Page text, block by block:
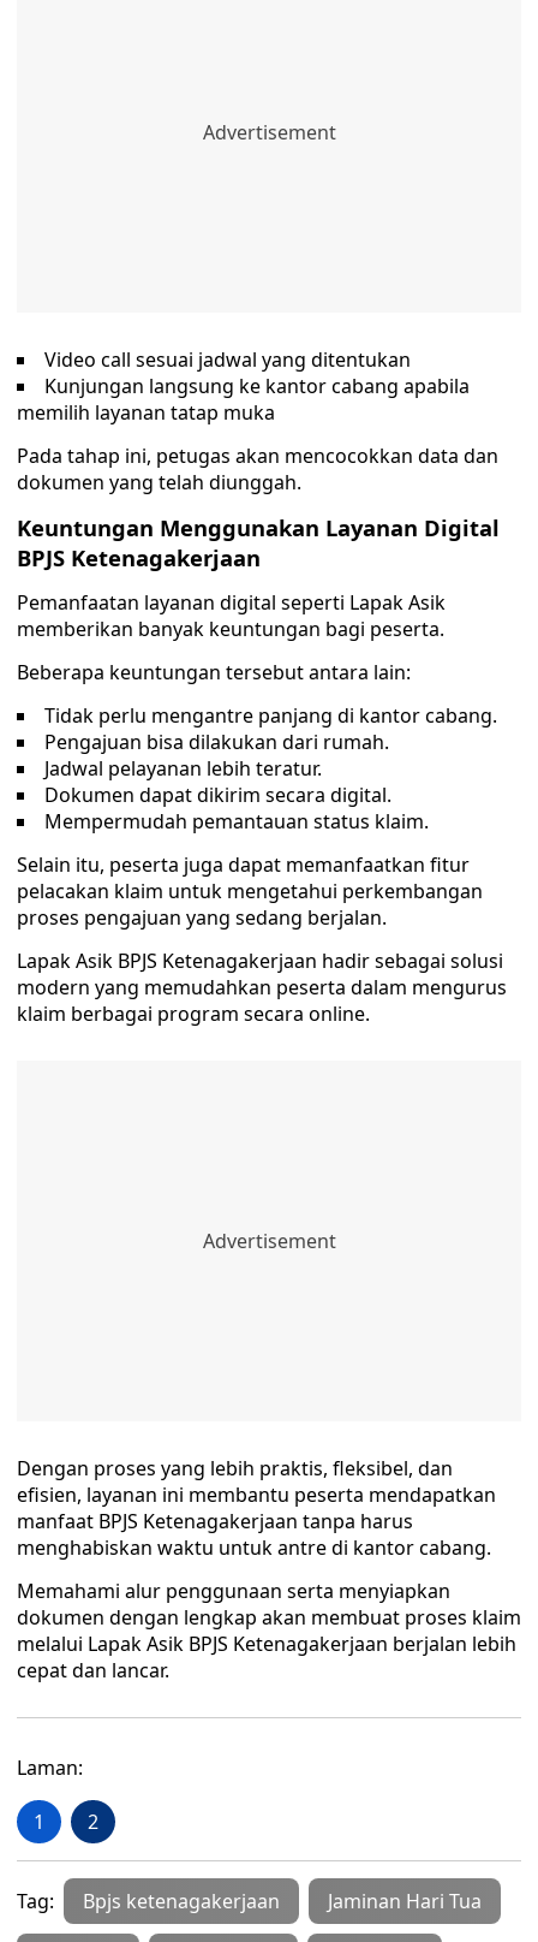
Video call sesuai jadwal yang ditentukan
Kunjungan langsung ke kantor cabang apabila
memilih layanan tatap muka
Pada tahap ini, petugas akan mencocokkan data dan
dokumen yang telah diunggah.
Keuntungan Menggunakan Layanan Digital
BPJS Ketenagakerjaan
Pemanfaatan layanan digital seperti Lapak Asik
memberikan banyak keuntungan bagi peserta.
Beberapa keuntungan tersebut antara lain:
Tidak perlu mengantre panjang di kantor cabang.
Pengajuan bisa dilakukan dari rumah.
Jadwal pelayanan lebih teratur.
Dokumen dapat dikirim secara digital.
Mempermudah pemantauan status klaim.
Selain itu, peserta juga dapat memanfaatkan fitur
pelacakan klaim untuk mengetahui perkembangan
proses pengajuan yang sedang berjalan.
Lapak Asik BPJS Ketenagakerjaan hadir sebagai solusi
modern yang memudahkan peserta dalam mengurus
klaim berbagai program secara online.
Dengan proses yang lebih praktis, fleksibel, dan
efisien, layanan ini membantu peserta mendapatkan
manfaat BPJS Ketenagakerjaan tanpa harus
menghabiskan waktu untuk antre di kantor cabang.
Memahami alur penggunaan serta menyiapkan
dokumen dengan lengkap akan membuat proses klaim
melalui Lapak Asik BPJS Ketenagakerjaan berjalan lebih
cepat dan lancar.
Laman:
1 2
Tag: Bpjs ketenagakerjaan Jaminan Hari Tua